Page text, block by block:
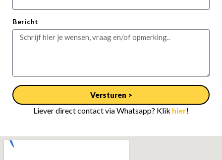
Bericht
Versturen >
Liever direct contact via Whatsapp? Klik hier!